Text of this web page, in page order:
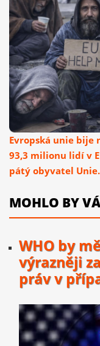
Evropská unie bije
93,3 milionu lidí v
pátý obyvatel
MOHLO BY
WHO by
výrazněji
práv v